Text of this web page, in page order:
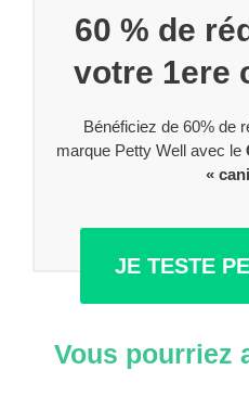
60 % de
votre 1ere
Bénéficiez de 60% de
marque Petty Well avec le
«
JE TESTE
Vous pourriez